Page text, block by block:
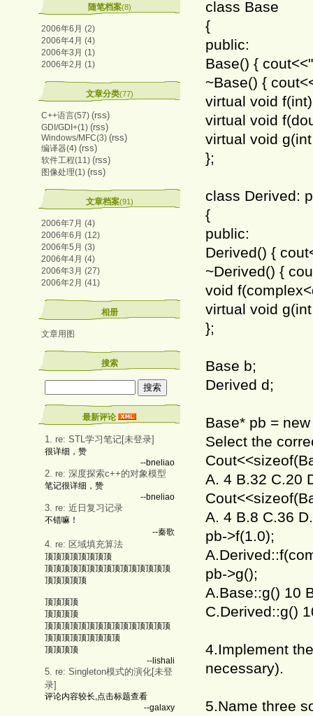
随笔档案(8)
2006年6月 (2)
2006年4月 (4)
2006年3月 (1)
2006年2月 (1)
文章分类(77)
C++语言(57) (rss)
GDI/GDI+(1) (rss)
Windows/MFC(3) (rss)
编译器(4) (rss)
软件工程(11) (rss)
图像处理(1) (rss)
文章档案(91)
2006年7月 (4)
2006年6月 (12)
2006年5月 (3)
2006年4月 (4)
2006年3月 (27)
2006年2月 (41)
相册
文章用图
搜索
最新评论
1. re: STL学习笔记[未登录]
很详细，赞
--bneliao
2. re: 深度探索c++的对象模型
笔记很详细，赞
--bneliao
3. re: 近日复习记录
不错嘛！
--秦歌
4. re: 区域填充算法
顶顶顶顶顶顶顶顶
顶顶顶顶顶顶顶顶顶顶顶顶顶顶顶
顶顶顶顶顶
顶顶顶顶
顶顶顶顶
顶顶顶顶顶顶顶顶顶顶顶顶顶顶顶
顶顶顶顶顶顶顶顶顶
顶顶顶顶
--lishali
5. re: Singleton模式的演化[未登
录]
评论内容较长,点击标题查看
--galaxy
class Base
{
public:
Base() {
~Base() {
virtual void
virtual void
virtual void
};
class Derived:
{
public:
Derived() {
~Derived() {
void
virtual void
};
Base b;
Derived d;
Base* pb =
Select the
A. 4 B.32 C.20
A. 4 B.8 C.36
pb->f(1.0);
pb->g();
A.Base::g() 10
C.Derived::g()
4.Implement
necessary).
5.Name three